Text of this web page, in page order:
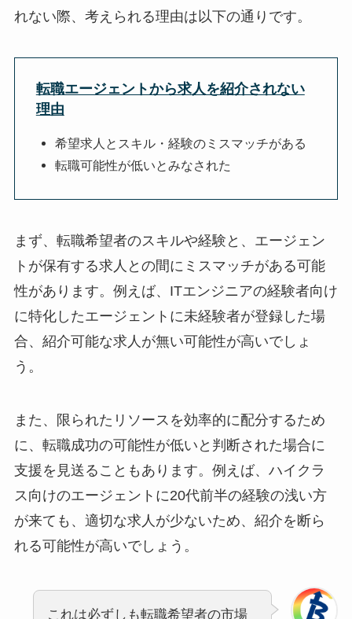
れない際、考えられる理由は以下の通りです。
転職エージェントから求人を紹介されない
理由
希望求人とスキル・経験のミスマッチがある
転職可能性が低いとみなされた
まず、転職希望者のスキルや経験と、エージェン
トが保有する求人との間にミスマッチがある可能
性があります。例えば、ITエンジニアの経験者向け
に特化したエージェントに未経験者が登録した場
合、紹介可能な求人が無い可能性が高いでしょ
う。
また、限られたリソースを効率的に配分するため
に、転職成功の可能性が低いと判断された場合に
支援を見送ることもあります。例えば、ハイクラ
ス向けのエージェントに20代前半の経験の浅い方
が来ても、適切な求人が少ないため、紹介を断ら
れる可能性が高いでしょう。
これは必ずしも転職希望者の市場